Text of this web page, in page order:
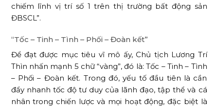
chiếm lĩnh vị trí số 1 trên thị trường bất động sản
ĐBSCL”.
“Tốc – Tinh – Tình – Phối – Đoàn kết”
Để đạt được mục tiêu vĩ mô ấy, Chủ tịch Lương Trí
Thìn nhấn mạnh 5 chữ “vàng”, đó là: Tốc – Tinh – Tình
– Phối – Đoàn kết. Trong đó, yếu tố đầu tiên là cần
đẩy nhanh tốc độ tư duy của lãnh đạo, tập thể và cá
nhân trong chiến lược và mọi hoạt động, đặc biệt là